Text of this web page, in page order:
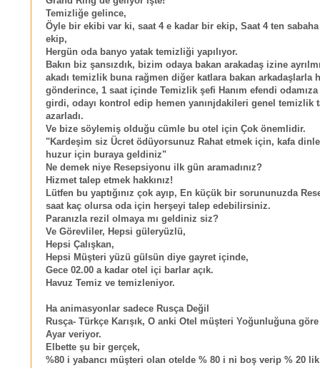
Temizliğe gelince,
Öyle bir ekibi var ki, saat 4 e kadar bir ekip, Saat 4 ten
ekip,
Hergün oda banyo yatak temizliği yapılıyor.
Bakın biz şansızdık, bizim odaya bakan arakadaş izine
akadı temizlik buna rağmen diğer katlara bakan arkadaşlarla
gönderince, 1 saat içinde Temizlik şefi Hanım efendi odamıza
girdi, odayı kontrol edip hemen yanınjdakileri genel temizlik
azarladı.
Ve bize söylemiş olduğu cümle bu otel için Çok önemlidir.
"Kardeşim siz Ücret ödüyorsunuz Rahat etmek için, kafa
huzur için buraya geldiniz"
Ne demek niye Resepsiyonu ilk gün aramadınız?
Hizmet talep etmek hakkınız!
Lütfen bu yaptığınız çok ayıp, En küçük bir sorununuzda
saat kaç olursa oda için herşeyi talep edebilirsiniz.
Paranızla rezil olmaya mı geldiniz siz?
Ve Görevliler, Hepsi güleryüzlü,
Hepsi Çalışkan,
Hepsi Müşteri yüzü gülsün diye gayret içinde,
Gece 02.00 a kadar otel içi barlar açık.
Havuz Temiz ve temizleniyor.
Ha animasyonlar sadece Rusça Değil
Rusça- Türkçe Karışık, O anki Otel müşteri Yoğunluğuna
Ayar veriyor.
Elbette şu bir gerçek,
%80 i yabancı müşteri olan otelde % 80 i ni boş verip % 20